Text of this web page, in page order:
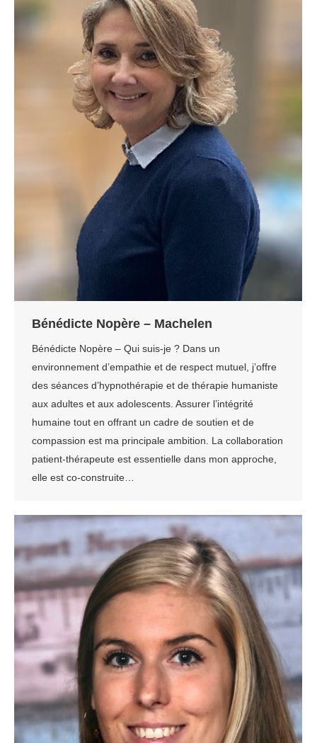
Bénédicte Nopère – Machelen
Bénédicte Nopère – Qui suis-je ? Dans un
environnement d’empathie et de respect mutuel, j’offre
des séances d’hypnothérapie et de thérapie humaniste
aux adultes et aux adolescents. Assurer l’intégrité
humaine tout en offrant un cadre de soutien et de
compassion est ma principale ambition. La collaboration
patient-thérapeute est essentielle dans mon approche,
elle est co-construite…